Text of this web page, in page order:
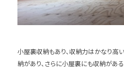
小屋裏収納もあり、収納力はかなり高
納があり、さらに小屋裏にも収納があ